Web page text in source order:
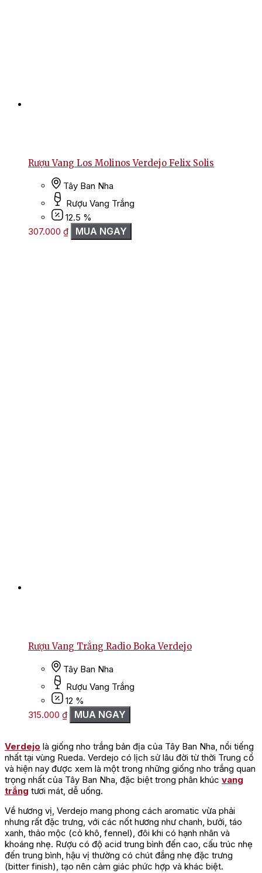
Rượu Vang Los Molinos Verdejo Felix Solis
Tây Ban Nha
Rượu Vang Trắng
12.5 %
307.000 ₫ MUA NGAY
Rượu Vang Trắng Radio Boka Verdejo
Tây Ban Nha
Rượu Vang Trắng
12 %
315.000 ₫ MUA NGAY
Verdejo là giống nho trắng bản địa của Tây Ban Nha, nổi tiếng
nhất tại vùng Rueda. Verdejo có lịch sử lâu đời từ thời Trung cổ
và hiện nay được xem là một trong những giống nho trắng quan
trọng nhất của Tây Ban Nha, đặc biệt trong phân khúc vang
trắng tươi mát, dễ uống.
Về hương vị, Verdejo mang phong cách aromatic vừa phải
nhưng rất đặc trưng, với các nốt hương như chanh, bưởi, táo
xanh, thảo mộc (cỏ khô, fennel), đôi khi có hạnh nhân và
khoáng nhẹ. Rượu có độ acid trung bình đến cao, cấu trúc nhẹ
đến trung bình, hậu vị thường có chút đắng nhẹ đặc trưng
(bitter finish), tạo nên cảm giác phức hợp và khác biệt.